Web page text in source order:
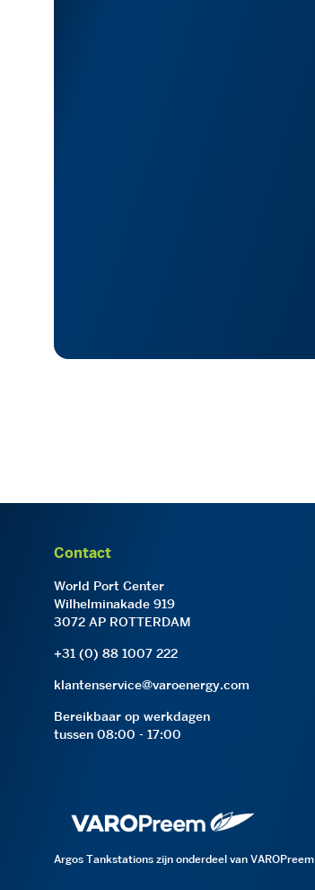
Contact
World Port Center
Wilhelminakade 919
3072 AP ROTTERDAM
+31 (0) 88 1007 222
klantenservice@varoenergy.com
Bereikbaar op werkdagen
tussen 08:00 - 17:00
Argos Tankstations zijn onderdeel van VAROPreem